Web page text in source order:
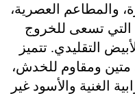
والمطاعم العصرية،
التي تسعى للخروج
التقليدي. تتميز
متين ومقاوم للخدش،
الغنية والأسود غير